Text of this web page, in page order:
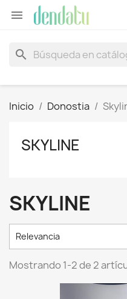

search
Inicio Donostia
SKYLINE
SKYLINE
Relevancia
Mostrando 1-2 de 2